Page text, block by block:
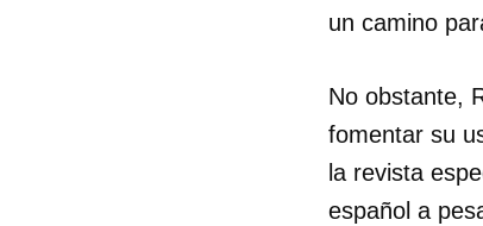
un camino
No obstante,
fomentar su
la revista
español a